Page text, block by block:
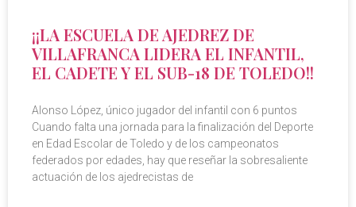
¡¡LA ESCUELA DE AJEDREZ DE
VILLAFRANCA LIDERA EL INFANTIL,
EL CADETE Y EL SUB-18 DE TOLEDO!!
Alonso López, único jugador del infantil con 6 puntos
Cuando falta una jornada para la finalización del Deporte
en Edad Escolar de Toledo y de los campeonatos
federados por edades, hay que reseñar la sobresaliente
actuación de los ajedrecistas de